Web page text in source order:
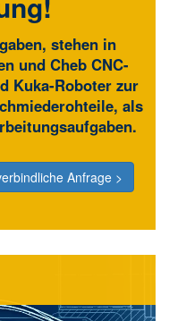
stehen in
und Cheb CNC-
Kuka-Roboter zur
als
Anfrage >